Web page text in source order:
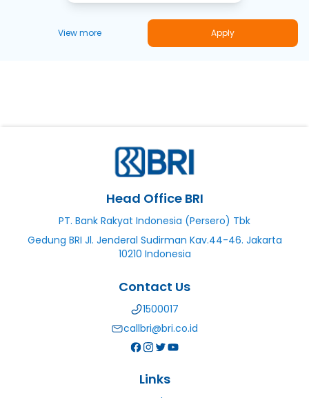
View more Apply
Head Office BRI
PT. Bank Rakyat Indonesia (Persero) Tbk
Gedung BRI Jl. Jenderal Sudirman Kav.44-46. Jakarta
10210 Indonesia
Contact Us
1500017
callbri@bri.co.id
Links